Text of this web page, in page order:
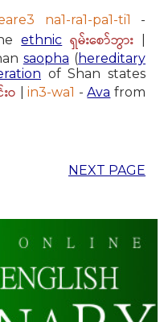
na1-ra1-pa1-ti1 -
ethnic ရှမ်းစော်ဘွား
saopha (hereditary
of Shan states
ဝ |in3-wa1 -Ava from
NEXT PAGE